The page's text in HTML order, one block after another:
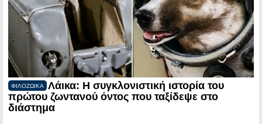
ΦΙΛΟΖΩΙΚΑ
Λάικα: Η συγκλονιστική ιστορία του
πρώτου ζωντανού όντος που ταξίδεψε στο
διάστημα